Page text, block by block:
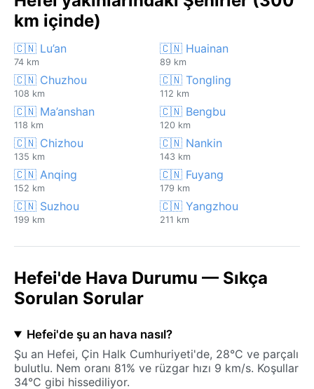
km içinde)
🇨🇳 Lu’an
74 km
🇨🇳 Huainan
89 km
🇨🇳 Chuzhou
108 km
🇨🇳 Tongling
112 km
🇨🇳 Ma’anshan
118 km
🇨🇳 Bengbu
120 km
🇨🇳 Chizhou
135 km
🇨🇳 Nankin
143 km
🇨🇳 Anqing
152 km
🇨🇳 Fuyang
179 km
🇨🇳 Suzhou
199 km
🇨🇳 Yangzhou
211 km
Hefei'de Hava Durumu — Sıkça
Sorulan Sorular
Hefei'de şu an hava nasıl?
Şu an Hefei, Çin Halk Cumhuriyeti'de, 28°C ve parçalı
bulutlu. Nem oranı 81% ve rüzgar hızı 9 km/s. Koşullar
34°C gibi hissediliyor.